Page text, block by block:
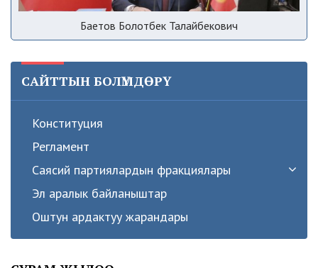
Баетов Болотбек Талайбекович
САЙТТЫН БОЛҮМДӨРҮ
Конституция
Регламент
Саясий партиялардын фракциялары
Эл аралык байланыштар
Оштун ардактуу жарандары